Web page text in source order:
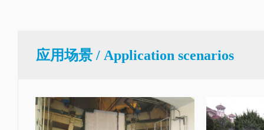
应用场景 / Application scenarios